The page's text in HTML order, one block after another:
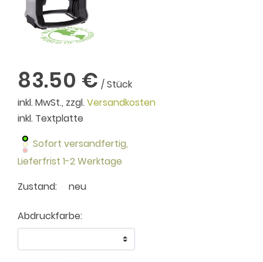
83.50 € / Stück
inkl. MwSt., zzgl.Versandkosten
inkl. Textplatte
Sofort versandfertig,
Lieferfrist 1-2 Werktage
Zustand:
neu
Abdruckfarbe: